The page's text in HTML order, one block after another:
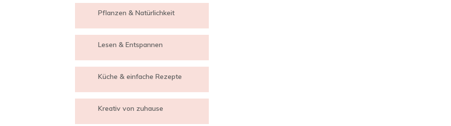
Pflanzen & Natürlichkeit
Lesen & Entspannen
Küche & einfache Rezepte
Kreativ von zuhause